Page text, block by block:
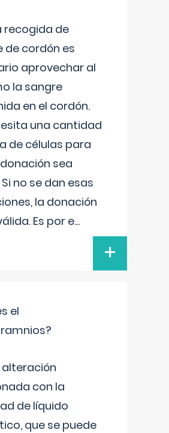
recogida de
de cordón es
aprovechar al
la sangre
en el cordón.
una cantidad
de células para
sea
no se dan esas
la donación
Es por e...
+
el
alteración
con la
de líquido
que se puede